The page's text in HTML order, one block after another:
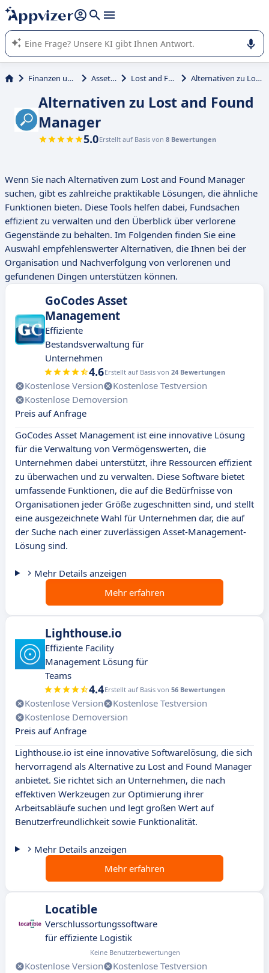
beantworten (mehrere Zeilen mit
Die KI von Appvizer führt Sie bei der Nutzung oder Auswahl
von SaaS-Software in Unternehmen.
Finanzen und Buchhaltung Asset Tracking Lost and Found Manager Alternativen zu Lost and Found Manager
Alternativen zu Lost and Found
Manager
5.0Erstellt auf Basis von 8 Bewertungen
Wenn Sie nach Alternativen zum Lost and Found Manager
suchen, gibt es zahlreiche praktikable Lösungen, die ähnliche
Funktionen bieten. Diese Tools helfen dabei, Fundsachen
effizient zu verwalten und den Überblick über verlorene
Gegenstände zu behalten. Im Folgenden finden Sie eine
Auswahl empfehlenswerter Alternativen, die Ihnen bei der
Organisation und Nachverfolgung von verlorenen und
gefundenen Dingen unterstützen können.
GoCodes Asset
Management
Effiziente
Bestandsverwaltung für
Unternehmen
4.6Erstellt auf Basis von 24 Bewertungen
Kostenlose Version
Kostenlose Testversion
Kostenlose Demoversion
Preis auf Anfrage
GoCodes Asset Management ist eine innovative Lösung
für die Verwaltung von Vermögenswerten, die
Unternehmen dabei unterstützt, ihre Ressourcen effizient
zu überwachen und zu verwalten. Diese Software bietet
umfassende Funktionen, die auf die Bedürfnisse von
Organisationen jeder Größe zugeschnitten sind, und stellt
eine ausgezeichnete Wahl für Unternehmen dar, die auf
der Suche nach einer zuverlässigen Asset-Management-
Lösung sind.
Mehr Details anzeigen
Mehr erfahren
Lighthouse.io
Effiziente Facility
Management Lösung für
Teams
4.4Erstellt auf Basis von 56 Bewertungen
Kostenlose Version
Kostenlose Testversion
Kostenlose Demoversion
Preis auf Anfrage
Lighthouse.io ist eine innovative Softwarelösung, die sich
hervorragend als Alternative zu Lost and Found Manager
anbietet. Sie richtet sich an Unternehmen, die nach
effektiven Werkzeugen zur Optimierung ihrer
Arbeitsabläufe suchen und legt großen Wert auf
Benutzerfreundlichkeit sowie Funktionalität.
Mehr Details anzeigen
Mehr erfahren
Locatible
Verschlussortungssoftware
für effiziente Logistik
Keine Benutzerbewertungen
Kostenlose Version
Kostenlose Testversion